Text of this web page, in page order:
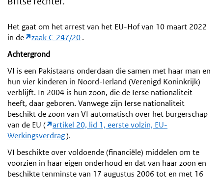
Het gaat om het arrest van het EU-Hof van 10 maart 2022
in de
zaak C-247/20.
Achtergrond
VI is een Pakistaans onderdaan die samen met haar man en
hun vier kinderen in Noord-Ierland (Verenigd Koninkrijk)
verblijft. In 2004 is hun zoon, die de Ierse nationaliteit
heeft, daar geboren. Vanwege zijn Ierse nationaliteit
beschikt de zoon van VI automatisch over het burgerschap
van de EU (
artikel 20, lid 1, eerste volzin, EU-
Werkingsverdrag).
VI beschikte over voldoende (financiële) middelen om te
voorzien in haar eigen onderhoud en dat van haar zoon en
beschikte tenminste van 17 augustus 2006 tot en met 16